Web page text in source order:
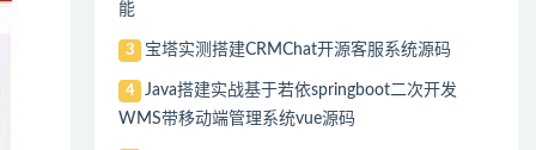
能
3 宝塔实测搭建CRMChat开源客服系统源码
4
Java搭建实战基于若依springboot二次开发
WMS带移动端管理系统vue源码